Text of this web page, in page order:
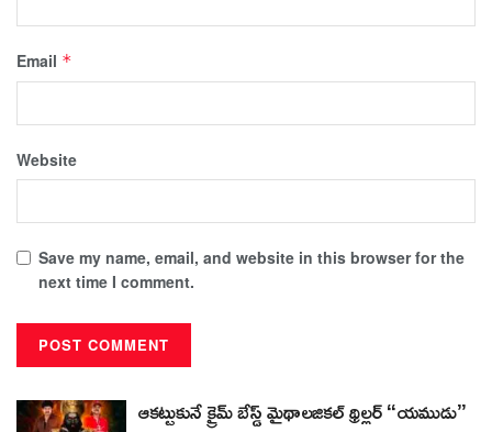
Email *
Website
Save my name, email, and website in this browser for the
next time I comment.
ఆకట్టుకునే క్రైమ్ బేస్డ్ మైథాలజికల్ థ్రిల్లర్ “యముడు”